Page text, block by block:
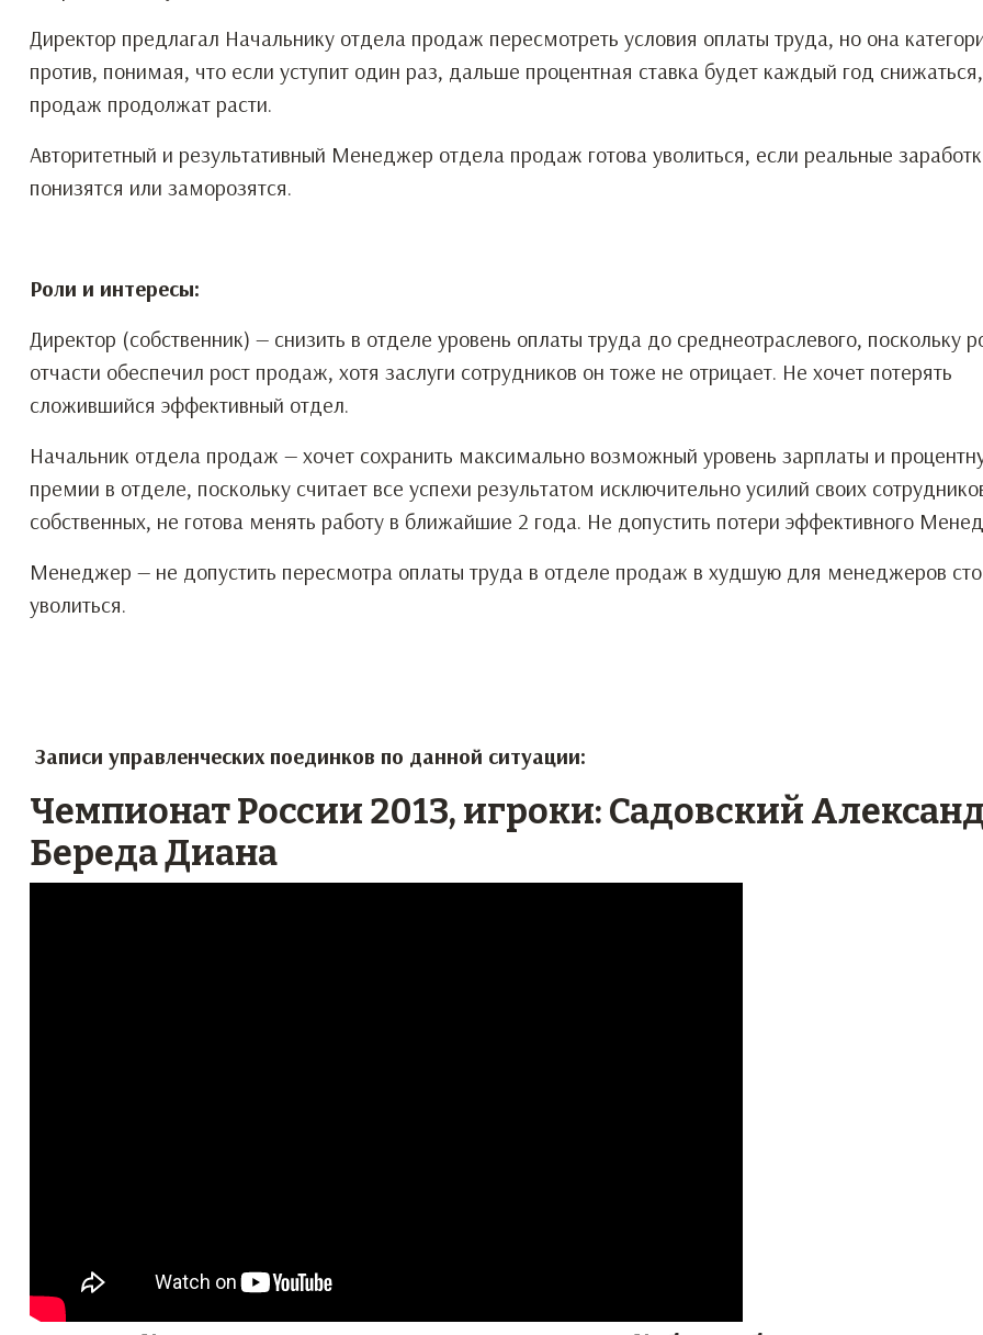
Директор предлагал Начальнику отдела продаж пересмотреть условия оплаты труда, но она
против, понимая, что если уступит один раз, дальше процентная ставка будет каждый год
продаж продолжат расти.
Авторитетный и результативный Менеджер отдела продаж готова уволиться, если реальные
понизятся или заморозятся.
Роли и интересы:
Директор (собственник) — снизить в отделе уровень оплаты труда до среднеотраслевого, поскольку
отчасти обеспечил рост продаж, хотя заслуги сотрудников он тоже не отрицает. Не хочет потерять
сложившийся эффективный отдел.
Начальник отдела продаж — хочет сохранить максимально возможный уровень зарплаты и
премии в отделе, поскольку считает все успехи результатом исключительно усилий своих
собственных, не готова менять работу в ближайшие 2 года. Не допустить потери эффективного
Менеджер — не допустить пересмотра оплаты труда в отделе продаж в худшую для менеджеров
уволиться.
Записи управленческих поединков по данной ситуации:
Чемпионат России 2013, игроки: Садовский
Береда Диана